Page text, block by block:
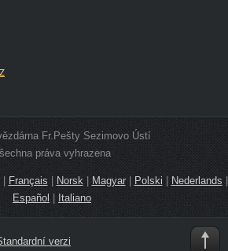
Fr.Pešty Sezimovo Ústí
práva vyhrazena
| Français | Norsk | Magyar| Polski | Nederlands |
Español | Italiano
verzi